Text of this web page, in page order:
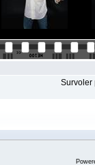
Survoler